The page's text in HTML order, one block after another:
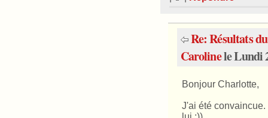
Re: Résultats
Carolinele Lundi
Bonjour Charlotte,
J'ai été convaincue.